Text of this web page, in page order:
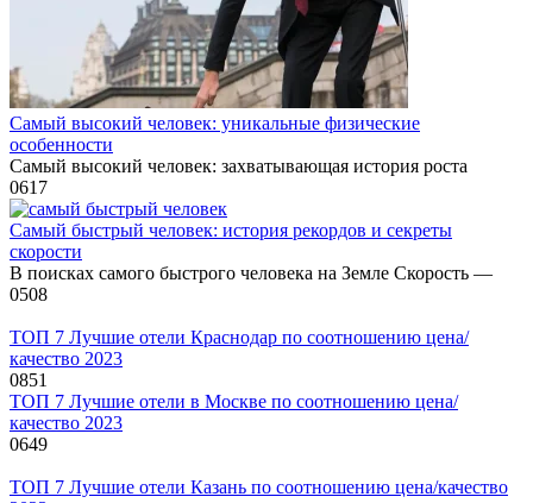
Самый высокий человек: уникальные физические
особенности
Самый высокий человек: захватывающая история роста
0617
Самый быстрый человек: история рекордов и секреты
скорости
В поисках самого быстрого человека на Земле Скорость —
0508
ТОП 7 Лучшие отели Краснодар по соотношению цена/
качество 2023
0851
ТОП 7 Лучшие отели в Москве по соотношению цена/
качество 2023
0649
ТОП 7 Лучшие отели Казань по соотношению цена/качество